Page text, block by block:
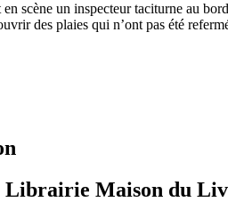
scène un inspecteur taciturne au
des plaies qui n’ont pas été
Maison du